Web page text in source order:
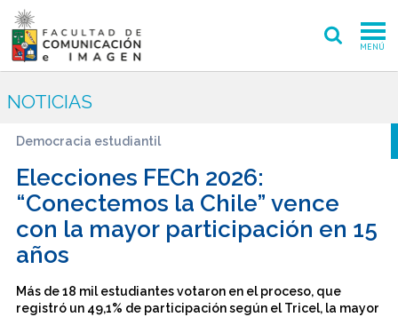
MENÚ
POSTGRADO
INVESTIGACIÓN CREACIÓN
INTERNACIONAL
NOTICIAS
Democracia estudiantil
Elecciones FECh 2026:
“Conectemos la Chile” vence
con la mayor participación en 15
años
Más de 18 mil estudiantes votaron en el proceso, que
registró un 49,1% de participación según el Tricel, la mayor